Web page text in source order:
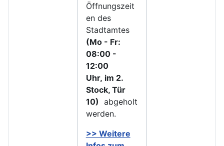
Öffnungszeit
en des
Stadtamtes
(Mo - Fr:
08:00 -
12:00
Uhr, im 2.
Stock, Tür
10) abgeholt
werden.
>> Weitere